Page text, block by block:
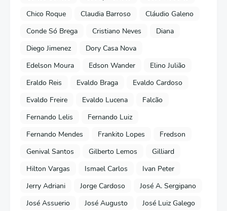
Chico Roque
Claudia Barroso
Cláudio Galeno
Conde Só Brega
Cristiano Neves
Diana
Diego Jimenez
Dory Casa Nova
Edelson Moura
Edson Wander
Elino Julião
Eraldo Reis
Evaldo Braga
Evaldo Cardoso
Evaldo Freire
Evaldo Lucena
Falcão
Fernando Lelis
Fernando Luiz
Fernando Mendes
Frankito Lopes
Fredson
Genival Santos
Gilberto Lemos
Gilliard
Hilton Vargas
Ismael Carlos
Ivan Peter
Jerry Adriani
Jorge Cardoso
José A. Sergipano
José Assuerio
José Augusto
José Luiz Galego